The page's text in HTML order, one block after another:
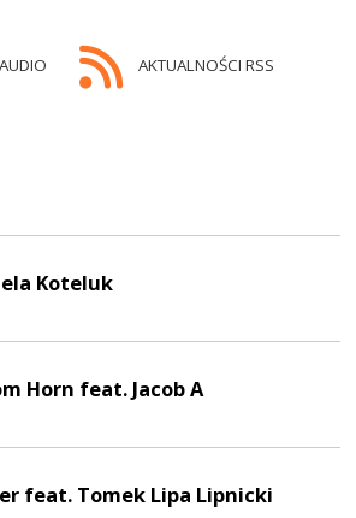
AKTUALNOŚCI RSS
Koteluk
Horn feat. Jacob A
feat. Tomek Lipa Lipnicki